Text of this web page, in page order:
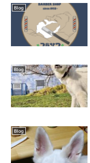
Blog
Blog
Blog